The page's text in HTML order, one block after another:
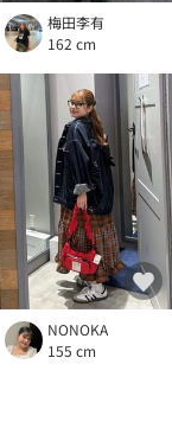
梅田李有
162 cm
NONOKA
155 cm